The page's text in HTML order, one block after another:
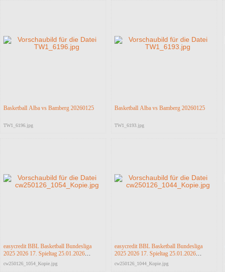
Basketball Alba vs Bamberg 20260125
TW1_6196.jpg
Basketball Alba vs Bamberg 20260125
TW1_6193.jpg
easycredit BBL Basketball Bundesliga
2025 2026 17. Spieltag 25.01.2026
Science City Jena vs RASTA Vechta
cw250126_1054_Kopie.jpg
easycredit BBL Basketball Bundesliga
2025 2026 17. Spieltag 25.01.2026
Science City Jena vs RASTA Vechta
cw250126_1044_Kopie.jpg